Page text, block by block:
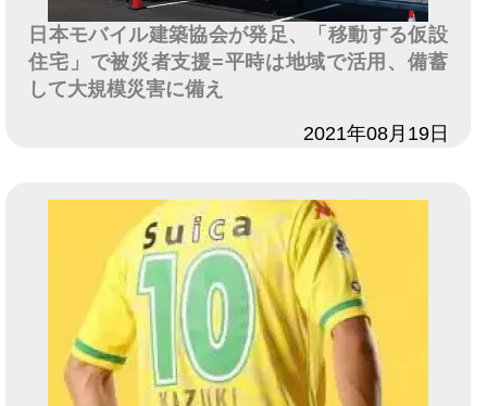
日本モバイル建築協会が発足、「移動する仮設
住宅」で被災者支援=平時は地域で活用、備蓄
して大規模災害に備え
2021年08月19日